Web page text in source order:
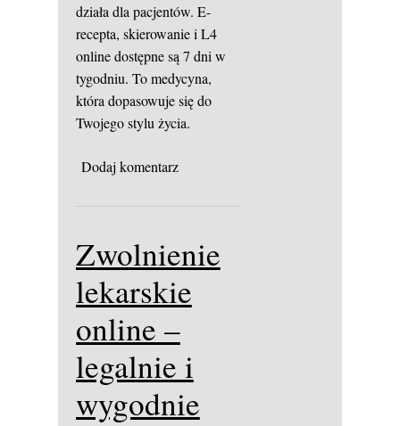
działa dla pacjentów. E-
recepta, skierowanie i L4
online dostępne są 7 dni w
tygodniu. To medycyna,
która dopasowuje się do
Twojego stylu życia.
Dodaj komentarz
Zwolnienie
lekarskie
online –
legalnie i
wygodnie